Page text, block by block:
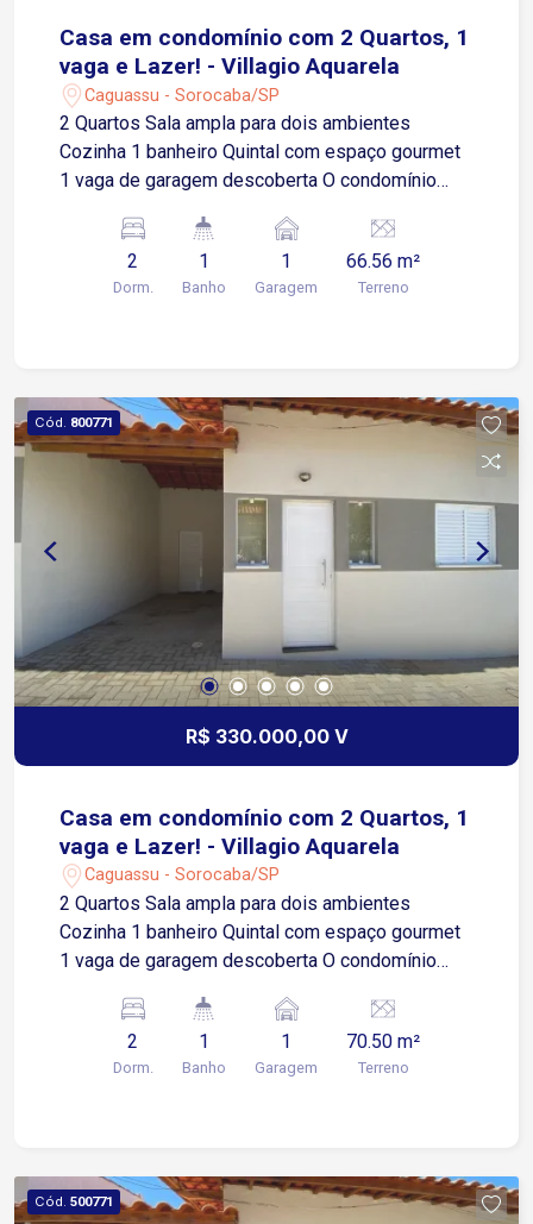
Casa em condomínio com 2 Quartos, 1
vaga e Lazer! - Villagio Aquarela
Caguassu - Sorocaba/SP
2 Quartos Sala ampla para dois ambientes
Cozinha 1 banheiro Quintal com espaço gourmet
1 vaga de garagem descoberta O condomínio
Localização privilegiada: Fácil acesso à Av.
Ipanema, próximo a supermercados, diversos
comércios e ao Rede Bom Lugar.
2
Dorm.
1
Banho
1
Garagem
66.56 m²
Terreno
Cód. 800771
R$ 330.000,00 V
Casa em condomínio com 2 Quartos, 1
vaga e Lazer! - Villagio Aquarela
Caguassu - Sorocaba/SP
2 Quartos Sala ampla para dois ambientes
Cozinha 1 banheiro Quintal com espaço gourmet
1 vaga de garagem descoberta O condomínio
Localização privilegiada: Fácil acesso à Av.
Ipanema, próximo a supermercados, diversos
comércios e ao Rede Bom Lugar.
2
Dorm.
1
Banho
1
Garagem
70.50 m²
Terreno
Cód. 500771